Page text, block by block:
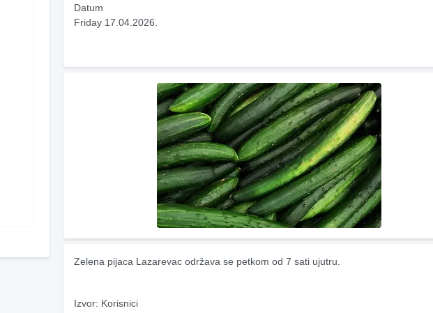
Datum
Friday 17.04.2026.
Zelena pijaca Lazarevac održava se petkom od 7 sati ujutru.
Izvor: Korisnici